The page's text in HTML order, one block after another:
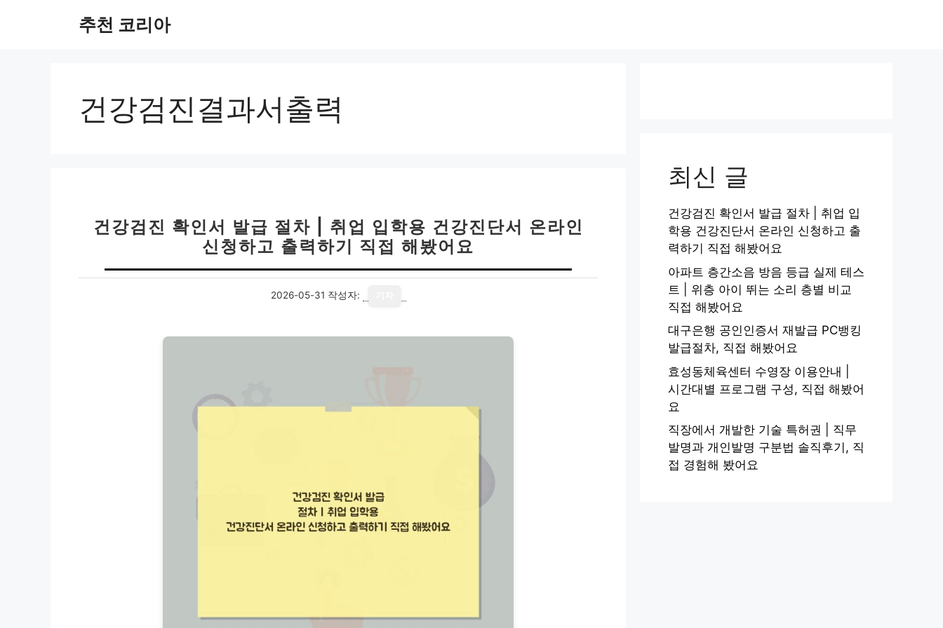
추천 코리아
건강검진결과서출력
건강검진 확인서 발급 절차 | 취업 입학용 건강진단서 온라인
신청하고 출력하기 직접 해봤어요
2026-05-31 작성자:
최신 글
건강검진 확인서 발급 절차 | 취업 입
학용 건강진단서 온라인 신청하고 출
력하기 직접 해봤어요
아파트 층간소음 방음 등급 실제 테스
트 | 위층 아이 뛰는 소리 층별 비교
직접 해봤어요
대구은행 공인인증서 재발급 PC뱅킹
발급절차, 직접 해봤어요
효성동체육센터 수영장 이용안내 |
시간대별 프로그램 구성, 직접 해봤어
요
직장에서 개발한 기술 특허권 | 직무
발명과 개인발명 구분법 솔직후기, 직
접 경험해 봤어요